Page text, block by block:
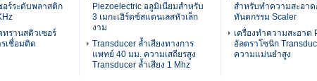
อร์ระดับพลาสติก
ทรานสดิวเซอร์
เชื่อมติด
Piezoelectric อลูมิเนียมสำหรับ
3 เมกะเฮิร์ตซ์สแตนเลสหัวเล็ก
งาม
Transducer ล้ำเสียงทางการ
แพทย์ 40 มม. ความเสถียรสูง
Transducer ล้ำเสียง 1 Mhz
สำหรับทำความสะอาด
ทันตกรรม Scaler
เครื่องทำความสะอาด
อัลตราโซนิก
ความแม่นยำสูง